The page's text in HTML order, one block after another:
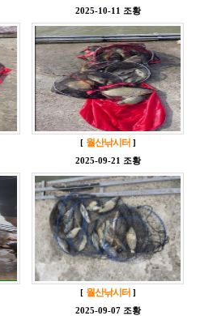
2025-10-11 조황
[ 월산낚시터 ]
2025-09-21 조황
[ 월산낚시터 ]
2025-09-07 조황